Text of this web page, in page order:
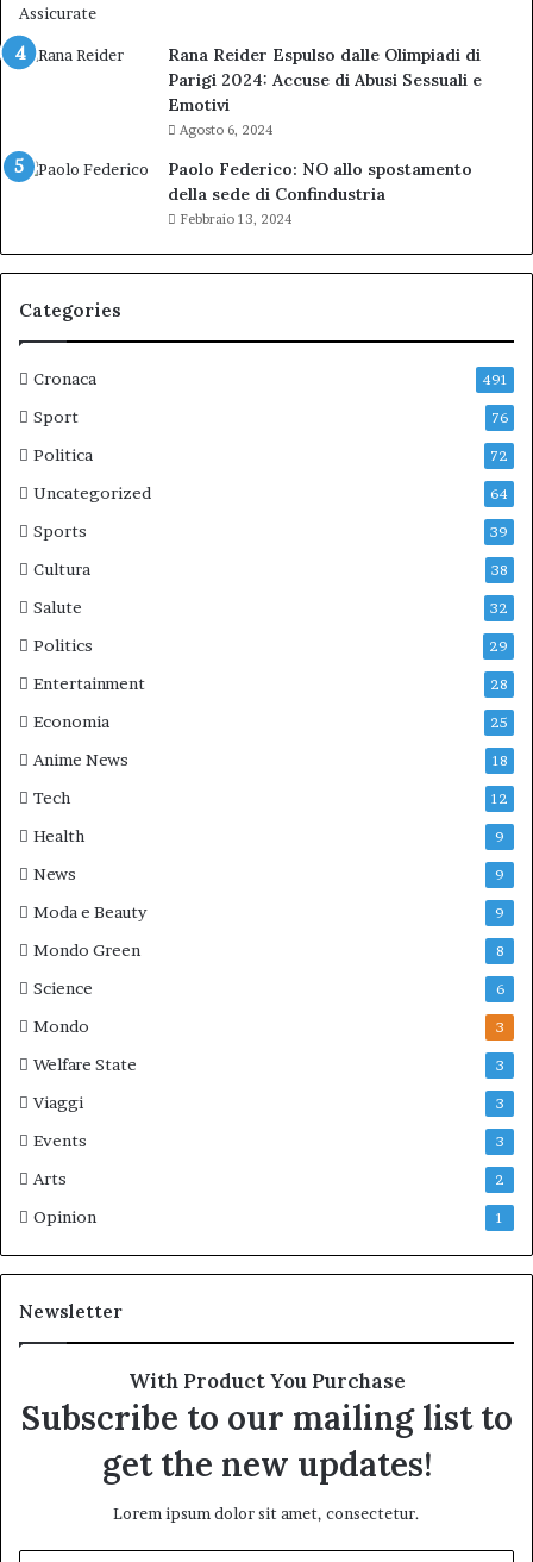
Rana Reider Espulso dalle Olimpiadi di
Parigi 2024: Accuse di Abusi Sessuali e
Emotivi
Agosto 6, 2024
Paolo Federico: NO allo spostamento
della sede di Confindustria
Febbraio 13, 2024
Categories
Cronaca 491
Sport 76
Politica 72
Uncategorized 64
Sports 39
Cultura 38
Salute 32
Politics 29
Entertainment 28
Economia 25
Anime News 18
Tech 12
Health 9
News 9
Moda e Beauty 9
Mondo Green 8
Science 6
Mondo 3
Welfare State 3
Viaggi 3
Events 3
Arts 2
Opinion 1
Newsletter
With Product You Purchase
Subscribe to our mailing list to
get the new updates!
Lorem ipsum dolor sit amet, consectetur.